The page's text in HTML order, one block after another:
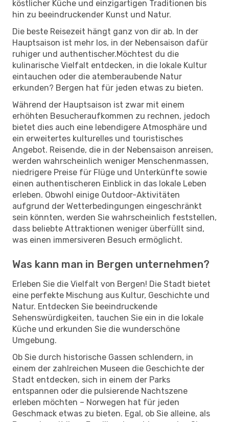
köstlicher Küche und einzigartigen Traditionen bis
hin zu beeindruckender Kunst und Natur.
Die beste Reisezeit hängt ganz von dir ab. In der
Hauptsaison ist mehr los, in der Nebensaison dafür
ruhiger und authentischer.Möchtest du die
kulinarische Vielfalt entdecken, in die lokale Kultur
eintauchen oder die atemberaubende Natur
erkunden? Bergen hat für jeden etwas zu bieten.
Während der Hauptsaison ist zwar mit einem
erhöhten Besucheraufkommen zu rechnen, jedoch
bietet dies auch eine lebendigere Atmosphäre und
ein erweitertes kulturelles und touristisches
Angebot. Reisende, die in der Nebensaison anreisen,
werden wahrscheinlich weniger Menschenmassen,
niedrigere Preise für Flüge und Unterkünfte sowie
einen authentischeren Einblick in das lokale Leben
erleben. Obwohl einige Outdoor-Aktivitäten
aufgrund der Wetterbedingungen eingeschränkt
sein könnten, werden Sie wahrscheinlich feststellen,
dass beliebte Attraktionen weniger überfüllt sind,
was einen immersiveren Besuch ermöglicht.
Was kann man in Bergen unternehmen?
Erleben Sie die Vielfalt von Bergen! Die Stadt bietet
eine perfekte Mischung aus Kultur, Geschichte und
Natur. Entdecken Sie beeindruckende
Sehenswürdigkeiten, tauchen Sie ein in die lokale
Küche und erkunden Sie die wunderschöne
Umgebung.
Ob Sie durch historische Gassen schlendern, in
einem der zahlreichen Museen die Geschichte der
Stadt entdecken, sich in einem der Parks
entspannen oder die pulsierende Nachtszene
erleben möchten – Norwegen hat für jeden
Geschmack etwas zu bieten. Egal, ob Sie alleine, als